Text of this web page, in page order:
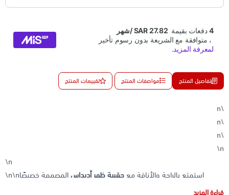
تفاصيل المنتج مواصفات المنتج تقييمات المنتج
\n
\n
\n
\n
\n
\n\nاستمتع بالراحة والأناقة مع حقيبة ظهر أديداسالمصممة خصيصًا
لتناسب نمط حياتك النشط. تتميز هذه الحقيبة بتصميم عصري وجيوبقراءة المزيد